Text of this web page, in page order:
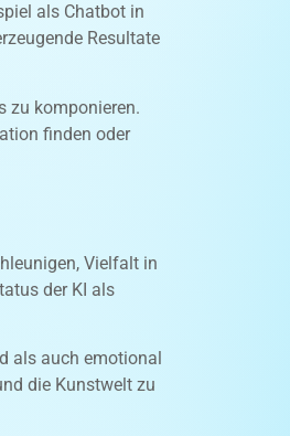
als Chatbot in
Resultate
zu komponieren.
finden oder
Vielfalt in
der KI als
als auch emotional
die Kunstwelt zu